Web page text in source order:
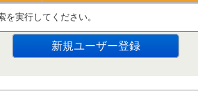
を実行してください。
新規ユーザー登録